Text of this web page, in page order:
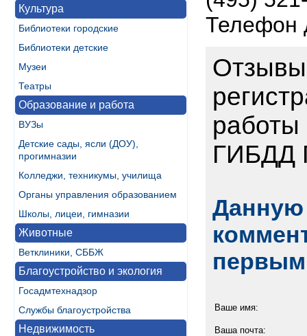
Культура
Библиотеки городские
Библиотеки детские
Музеи
Театры
Образование и работа
ВУЗы
Детские сады, ясли (ДОУ),
прогимназии
Колледжи, техникумы, училища
Органы управления образованием
Школы, лицеи, гимназии
Животные
Ветклиники, СББЖ
Благоустройство и экология
Госадмтехнадзор
Службы благоустройства
Недвижимость
Телефон
работы
ГИБДД
Данную
Ваше имя:
Ваша почта: